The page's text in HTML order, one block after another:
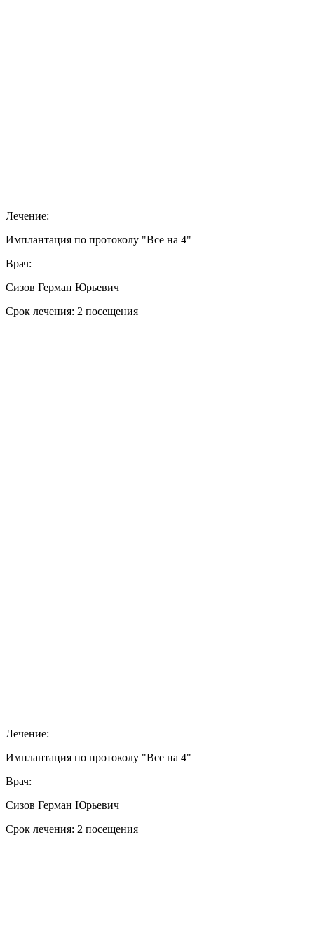
Лечение:
Имплантация по протоколу "Все на 4"
Врач:
Сизов Герман Юрьевич
Срок лечения: 2 посещения
Лечение:
Имплантация по протоколу "Все на 4"
Врач:
Сизов Герман Юрьевич
Срок лечения: 2 посещения